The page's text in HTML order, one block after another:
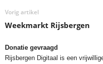
Vorig artikel
Weekmarkt Rijsbergen
Donatie gevraagd
Rijsbergen Digitaal is een